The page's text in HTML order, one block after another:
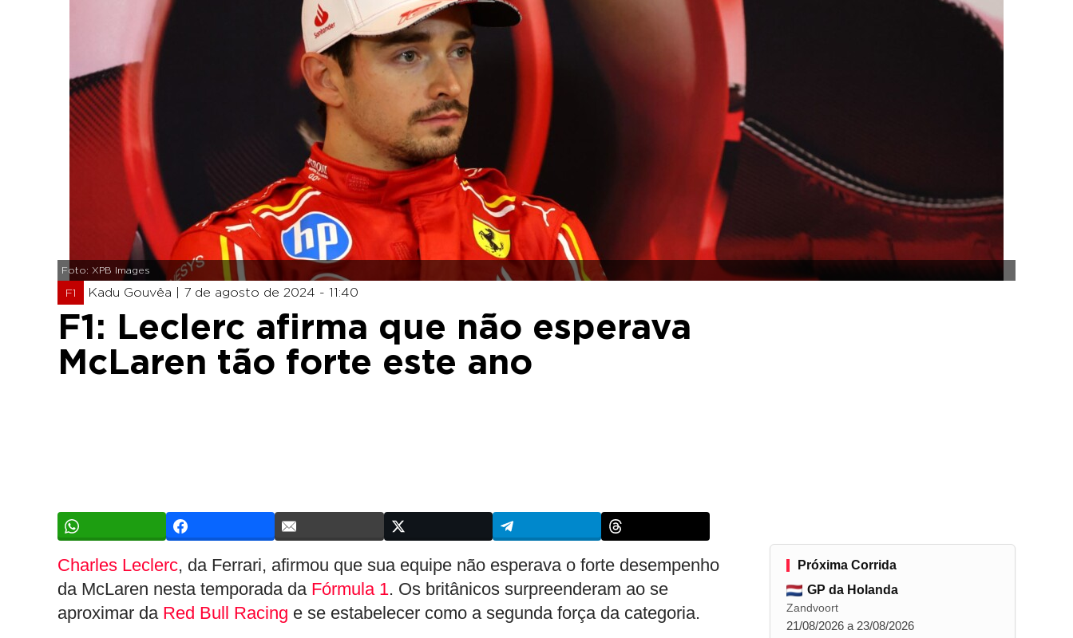
Foto: XPB Images
F1 Kadu Gouvêa | 7 de agosto de 2024 - 11:40
F1: Leclerc afirma que não esperava
McLaren tão forte este ano
Charles Leclerc, da Ferrari, afirmou que sua equipe não esperava o forte desempenho
da McLaren nesta temporada da Fórmula 1. Os britânicos surpreenderam ao se
aproximar da Red Bull Racing e se estabelecer como a segunda força da categoria.
Próxima Corrida
GP da Holanda
Zandvoort
21/08/2026 a 23/08/2026